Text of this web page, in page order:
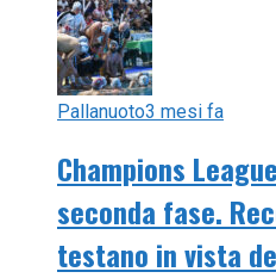
Pallanuoto3 mesi fa
Champions
seconda fase.
testano in vista